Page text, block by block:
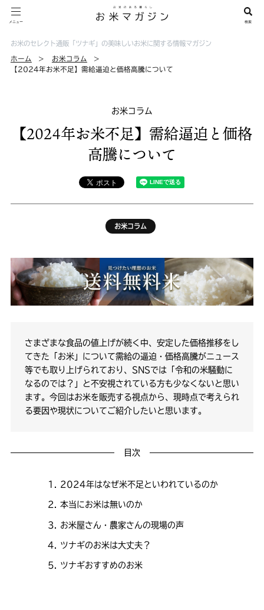
お米のセレクト通販「ツナギ」の美味しいお米に関する情報マガジン
ホーム
お米コラム
【2024年お米不足】需給逼迫と価格高騰について
お米コラム
【2024年お米不足】需給逼迫と価格
高騰について
お米コラム
さまざまな食品の値上げが続く中、安定した価格推移をし
てきた「お米」について需給の逼迫・価格高騰がニュース
等でも取り上げられており、SNSでは「令和の米騒動に
なるのでは？」と不安視されている方も少なくないと思い
ます。今回はお米を販売する視点から、現時点で考えられ
る要因や現状についてご紹介したいと思います。
目次
2024年はなぜ米不足といわれているのか
本当にお米は無いのか
お米屋さん・農家さんの現場の声
ツナギのお米は大丈夫？
ツナギおすすめのお米